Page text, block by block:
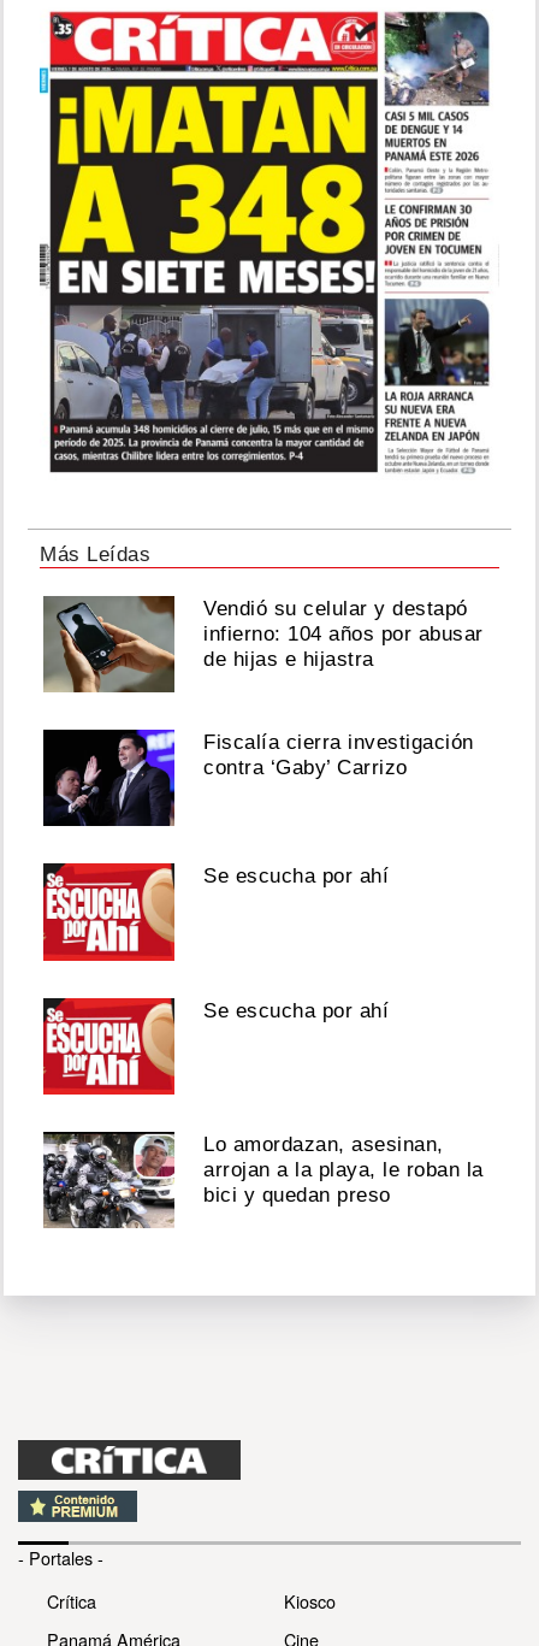
Más Leídas
Vendió su celular y destapó
infierno: 104 años por abusar
de hijas e hijastra
Fiscalía cierra investigación
contra ‘Gaby’ Carrizo
Se escucha por ahí
Se escucha por ahí
Lo amordazan, asesinan,
arrojan a la playa, le roban la
bici y quedan preso
- Portales -
Crítica
Panamá América
Kiosco
Cine